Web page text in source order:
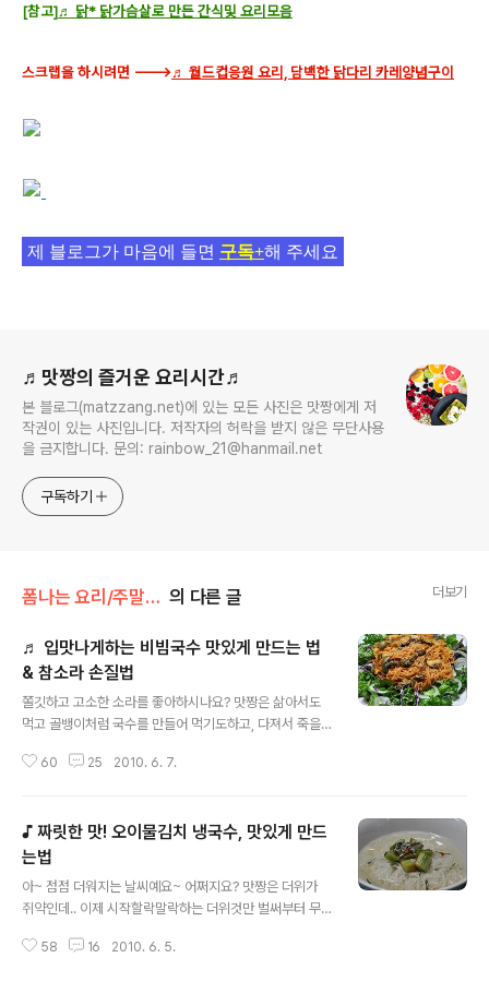
[참고]♬ 닭* 닭가슴살로 만든 간식및 요리모음
스크랩을 하시려면 --->♬ 월드컵응원 요리, 담백한 닭다리 카레양념구이
제 블로그가 마음에 들면 구독+해 주세요
♬맛짱의 즐거운 요리시간♬
본 블로그(matzzang.net)에 있는 모든 사진은 맛짱에게 저
작권이 있는 사진입니다. 저작자의 허락을 받지 않은 무단사용
을 금지합니다. 문의: rainbow_21@hanmail.net
구독하기
폼나는 요리/주말일품 요리 의 다른 글 더보기
♬ 입맛나게하는 비빔국수 맛있게 만드는 법
& 참소라 손질법
쫄깃하고 고소한 소라를 좋아하시나요? 맛짱은 삶아서도
먹고 골뱅이처럼 국수를 만들어 먹기도하고, 다져서 죽을
도로 고소하고 맛이 일품이고~ 소라에 채소를 넣어서 초고
말 정도가 제철이랍니다. 아직은 맛이있는 시기이지만! 쫄
깃하고 담백한 소라의 계절이 끝나가는것이 아쉽네요.^^;;
소라는 아미노산의 일종인 타우린이 풍부하게 들어 있어
피로회복에 효과가 좋고, 혈액내 콜레스테롤을 저하 시키
는든 고혈압이나 각종 성인병예방에도 좋다고 합니다 또한
참소라는 열량이 적고, 저지방 식품으로 다이어트에 제격
60 25 2010. 6. 7.
♪ 짜릿한 맛! 오이물김치 냉국수, 맛있게 만드
는법
아~ 점점 더워지는 날씨예요~ 어쩌지요? 맛짱은 더위가
쥐약인데.. 이제 시작할락말락하는 더위것만 벌써부터 무
이 제일인뎅~ㅎㅎㅎ 어제도 한낮이 28도까지 올라가더라
58 16 2010. 6. 5.